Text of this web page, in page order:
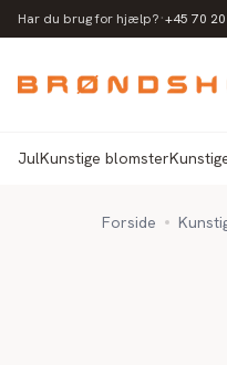
Har du brug for hjælp?·+45 70
JulKunstige blomster
Forside